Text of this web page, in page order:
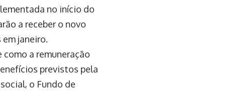
no início do
a receber o novo
janeiro.
a remuneração
previstos pela
o Fundo de